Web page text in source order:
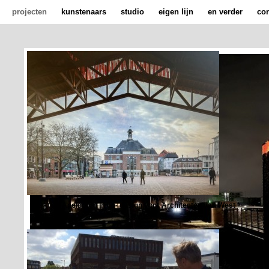
projecten kunstenaars studio eigen lijn en verder
Markthal Apeldoorn in co- design voor Architecten van West *